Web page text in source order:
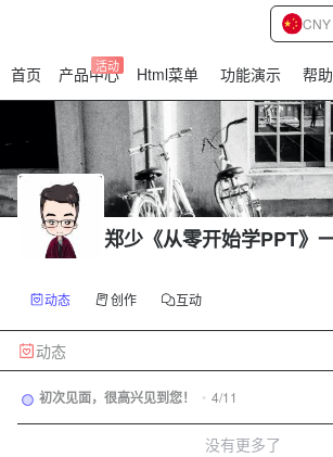
首页 产品中心
活动 Html菜单 功能演示 帮
郑少《从零开始学PPT》
动态 创作 互动
动态
初次见面，很高兴见到您！ • 4/11
没有更多了